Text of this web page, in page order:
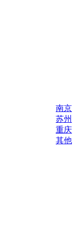
南京
苏州
重庆
其他